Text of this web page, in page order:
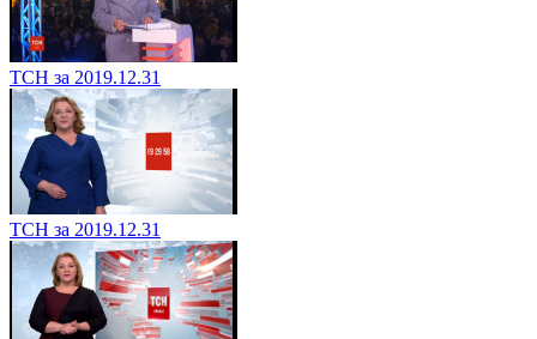
ТСН за 2019.12.31
ТСН за 2019.12.31